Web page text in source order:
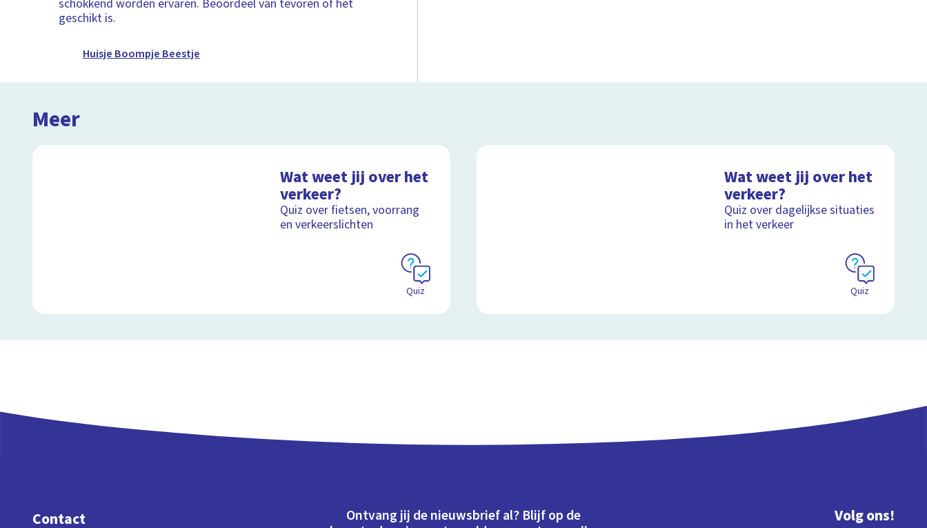
schokkend worden ervaren. Beoordeel van tevoren of het
geschikt is.
Huisje Boompje Beestje
Meer
Wat weet jij over het
verkeer?
Quiz over fietsen, voorrang
en verkeerslichten
Quiz
Wat weet jij over het
verkeer?
Quiz over dagelijkse situaties
in het verkeer
Quiz
Contact
Ontvang jij de nieuwsbrief al? Blijf op de
Volg ons!